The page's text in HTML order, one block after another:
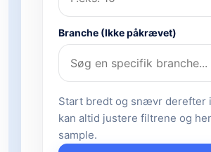
Branche (Ikke påkrævet)
Start bredt og snævr derefter
kan altid justere filtrene og
sample.